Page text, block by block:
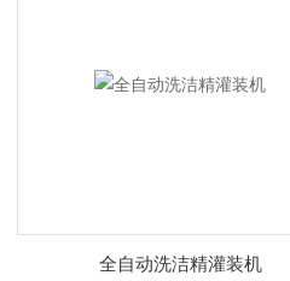
全自动洗洁精灌装机